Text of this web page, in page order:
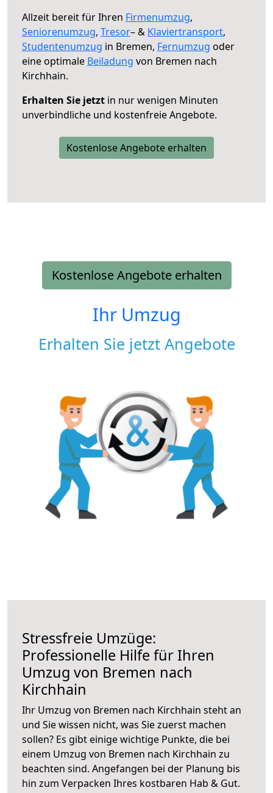
Allzeit bereit für Ihren Firmenumzug,
Seniorenumzug, Tresor– & Klaviertransport,
Studentenumzug in Bremen, Fernumzug oder
eine optimale Beiladung von Bremen nach
Kirchhain.
Erhalten Sie jetzt in nur wenigen Minuten
unverbindliche und kostenfreie Angebote.
Kostenlose Angebote erhalten
Kostenlose Angebote erhalten
Ihr Umzug
Erhalten Sie jetzt Angebote
Stressfreie Umzüge:
Professionelle Hilfe für Ihren
Umzug von Bremen nach
Kirchhain
Ihr Umzug von Bremen nach Kirchhain steht an
und Sie wissen nicht, was Sie zuerst machen
sollen? Es gibt einige wichtige Punkte, die bei
einem Umzug von Bremen nach Kirchhain zu
beachten sind. Angefangen bei der Planung bis
hin zum Verpacken Ihres kostbaren Hab & Gut.